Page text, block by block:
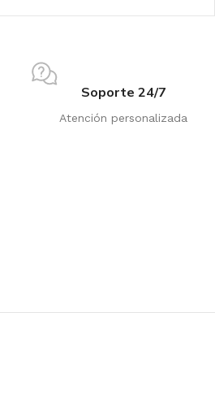
Soporte 24/7
Atención personalizada